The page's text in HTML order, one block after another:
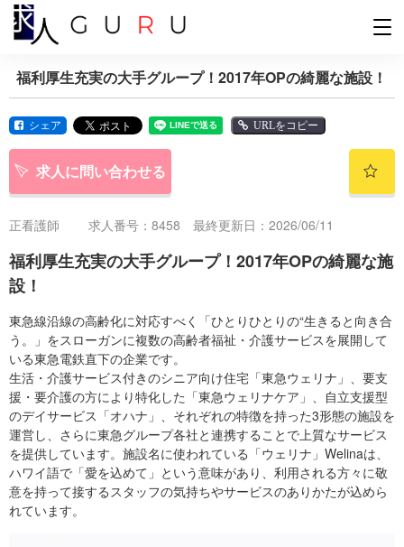
福利厚生充実の大手グループ！2017年OPの綺麗な施設！
シェア URLをコピー
求人に問い合わせる
正看護師 求人番号：8458 最終更新日：2026/06/11
福利厚生充実の大手グループ！2017年OPの綺麗な施
設！
東急線沿線の高齢化に対応すべく「ひとりひとりの“生きると向き合
う。」をスローガンに複数の高齢者福祉・介護サービスを展開して
いる東急電鉄直下の企業です。
生活・介護サービス付きのシニア向け住宅「東急ウェリナ」、要支
援・要介護の方により特化した「東急ウェリナケア」、自立支援型
のデイサービス「オハナ」、それぞれの特徴を持った3形態の施設を
運営し、さらに東急グループ各社と連携することで上質なサービス
を提供しています。施設名に使われている「ウェリナ」Welinaは、
ハワイ語で「愛を込めて」という意味があり、利用される方々に敬
意を持って接するスタッフの気持ちやサービスのありかたが込めら
れています。